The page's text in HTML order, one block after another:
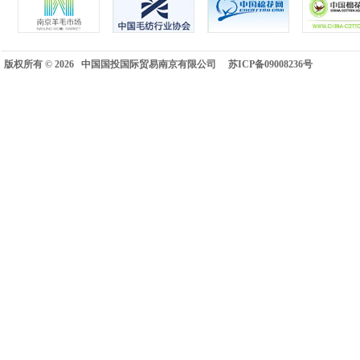
版权所有 © 2026 中国国投国际贸易南京有限公司 苏ICP备09008236号